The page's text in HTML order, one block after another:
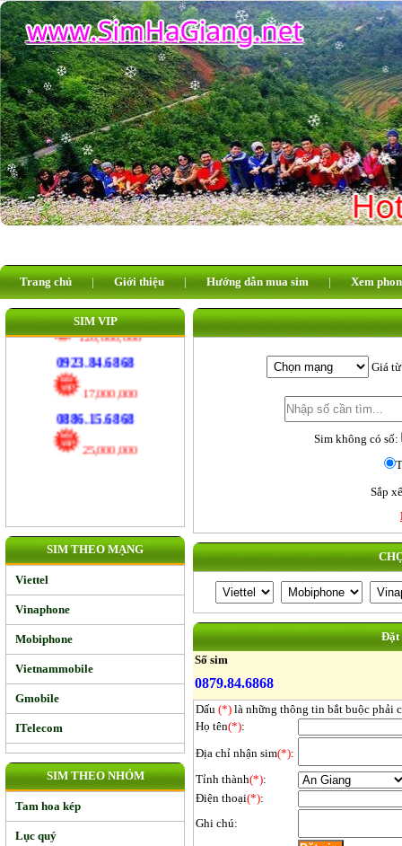
Trang chủ | Giới thiệu | Hướng dẫn mua sim | Xem
SIM VIP
110,000,000
0926.311.311
25,000,000
0929.984.984
17,000,000
0345.585.585
20,000,000
08.66.33.22.55
08.66.44.55.99
092.123.6868
120,000,000
0923.84.6868
17,000,000
0886.15.6868
SIM THEO MẠNG
Viettel
Vinaphone
Mobiphone
Vietnammobile
Gmobile
ITelecom
SIM THEO NHÓM
Tam hoa kép
Lục quý
Giá
Sim không có số:
Sắp
Đặt
Số sim
0879.84.6868
Dấu (*) là những thông tin bắt buộc phải
Họ tên(*):
Địa chỉ nhận sim(*):
Tỉnh thành(*):
Điện thoại(*):
Ghi chú: